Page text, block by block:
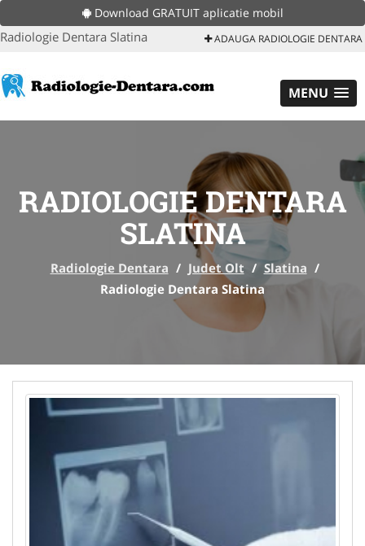
Download GRATUIT aplicatie mobil
Radiologie Dentara Slatina ADAUGA RADIOLOGIE DENTARA
MENU
RADIOLOGIE DENTARA
SLATINA
Radiologie Dentara / Judet Olt / Slatina /
Radiologie Dentara Slatina